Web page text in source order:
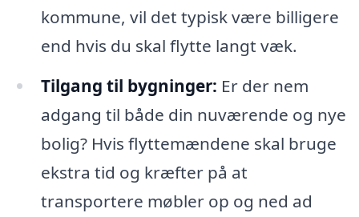
kommune, vil det typisk være billigere
end hvis du skal flytte langt væk.
Tilgang til bygninger: Er der nem
adgang til både din nuværende og nye
bolig? Hvis flyttemændene skal bruge
ekstra tid og kræfter på at
transportere møbler op og ned ad